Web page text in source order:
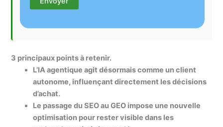
3 principaux points à retenir.
L’IA agentique agit désormais comme un client
autonome, influençant directement les décisions
d’achat.
Le passage du SEO au GEO impose une nouvelle
optimisation pour rester visible dans les